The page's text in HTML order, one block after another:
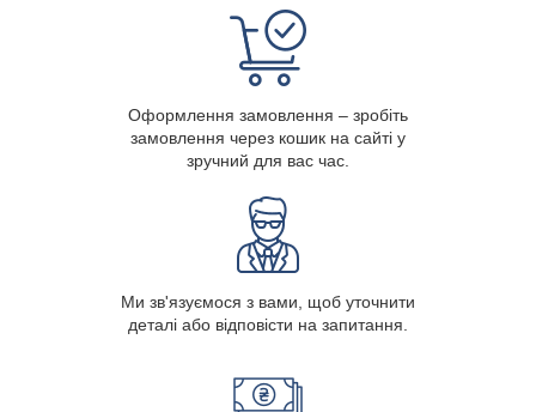
Оформлення замовлення – зробіть
замовлення через кошик на сайті у
зручний для вас час.
Ми зв'язуємося з вами, щоб уточнити
деталі або відповісти на запитання.